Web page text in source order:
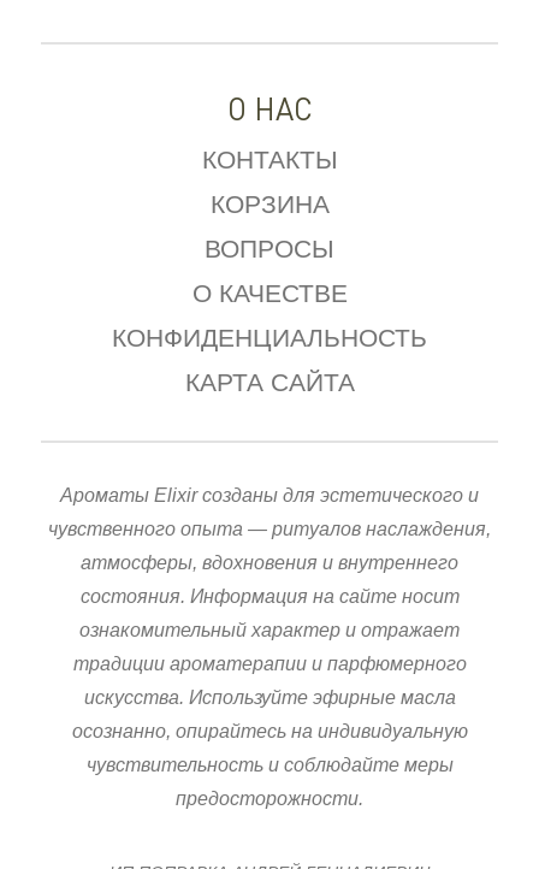
О НАС
КОНТАКТЫ
КОРЗИНА
ВОПРОСЫ
О КАЧЕСТВЕ
КОНФИДЕНЦИАЛЬНОСТЬ
КАРТА САЙТА
Ароматы Elixir созданы для эстетического и
чувственного опыта — ритуалов наслаждения,
атмосферы, вдохновения и внутреннего
состояния. Информация на сайте носит
ознакомительный характер и отражает
традиции ароматерапии и парфюмерного
искусства. Используйте эфирные масла
осознанно, опирайтесь на индивидуальную
чувствительность и соблюдайте меры
предосторожности.